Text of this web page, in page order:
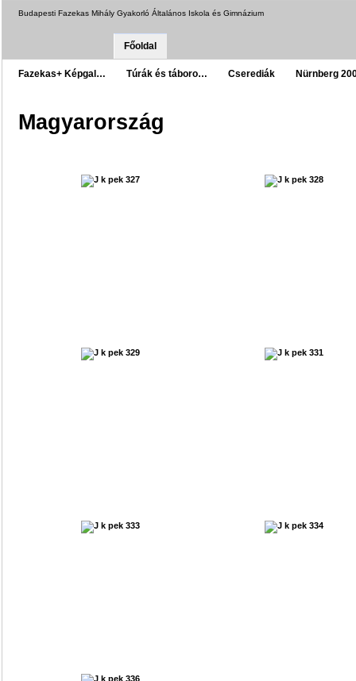
Budapesti Fazekas Mihály Gyakorló Általános Iskola és Gimnázium
Főoldal
Fazekas+ Képgal… Túrák és táboro… Cserediák Nürnberg
Magyarország